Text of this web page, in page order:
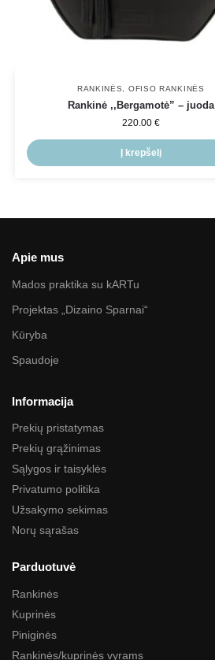
RANKINĖS OFISO RANKINĖS
Rankinė ,,Bergamotė” – juoda
220.00 €
Į krepšelį
Apie mus
Mados praktika su kARTu
Projektas „Dizaino Sparnai“
Kūryba
Spaudoje
Informacija
Prekių pristatymas
Prekių grąžinimas
Sąlygos ir taisyklės
Privatumo politika
Užsakymo sekimas
Norų sąrašas
Parduotuvė
Rankinės
Kuprinės
Piniginės
Rankinės/kuprinės vyrams